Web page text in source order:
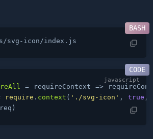
svg-icon/index.js
= requireContext =>
require . context ( './svg-icon' ,true ,